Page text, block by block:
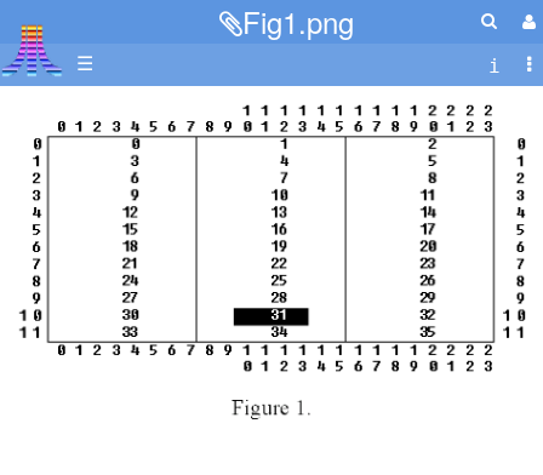
Fig1.png
☰